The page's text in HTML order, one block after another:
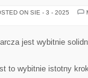
ON SIE - 3 - 2025
jest wybitnie
to wybitnie istotny